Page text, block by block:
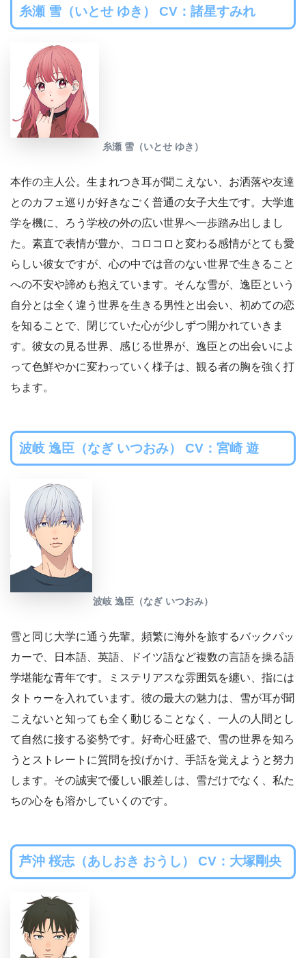
糸瀬 雪（いとせ ゆき） CV：諸星すみれ
糸瀬 雪（いとせ ゆき）
本作の主人公。生まれつき耳が聞こえない、お洒落や友達
とのカフェ巡りが好きなごく普通の女子大生です。大学進
学を機に、ろう学校の外の広い世界へ一歩踏み出しまし
た。素直で表情が豊か、コロコロと変わる感情がとても愛
らしい彼女ですが、心の中では音のない世界で生きること
への不安や諦めも抱えています。そんな雪が、逸臣という
自分とは全く違う世界を生きる男性と出会い、初めての恋
を知ることで、閉じていた心が少しずつ開かれていきま
す。彼女の見る世界、感じる世界が、逸臣との出会いによ
って色鮮やかに変わっていく様子は、観る者の胸を強く打
ちます。
波岐 逸臣（なぎ いつおみ） CV：宮崎 遊
波岐 逸臣（なぎ いつおみ）
雪と同じ大学に通う先輩。頻繁に海外を旅するバックパッ
カーで、日本語、英語、ドイツ語など複数の言語を操る語
学堪能な青年です。ミステリアスな雰囲気を纏い、指には
タトゥーを入れています。彼の最大の魅力は、雪が耳が聞
こえないと知っても全く動じることなく、一人の人間とし
て自然に接する姿勢です。好奇心旺盛で、雪の世界を知ろ
うとストレートに質問を投げかけ、手話を覚えようと努力
します。その誠実で優しい眼差しは、雪だけでなく、私た
ちの心をも溶かしていくのです。
芦沖 桜志（あしおき おうし） CV：大塚剛央